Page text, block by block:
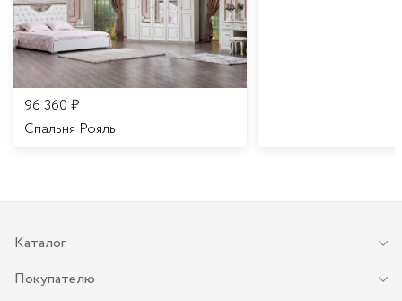
96 360 ₽
Спальня Рояль
Каталог
Покупателю